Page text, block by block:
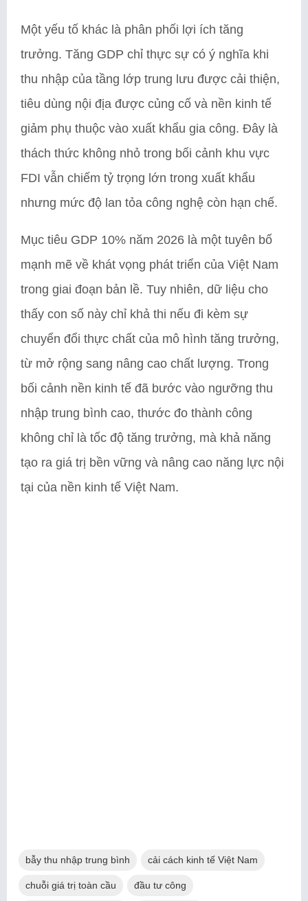
Một yếu tố khác là phân phối lợi ích tăng
trưởng. Tăng GDP chỉ thực sự có ý nghĩa khi
thu nhập của tầng lớp trung lưu được cải thiện,
tiêu dùng nội địa được củng cố và nền kinh tế
giảm phụ thuộc vào xuất khẩu gia công. Đây là
thách thức không nhỏ trong bối cảnh khu vực
FDI vẫn chiếm tỷ trọng lớn trong xuất khẩu
nhưng mức độ lan tỏa công nghệ còn hạn chế.
Mục tiêu GDP 10% năm 2026 là một tuyên bố
mạnh mẽ về khát vọng phát triển của Việt Nam
trong giai đoạn bản lề. Tuy nhiên, dữ liệu cho
thấy con số này chỉ khả thi nếu đi kèm sự
chuyển đổi thực chất của mô hình tăng trưởng,
từ mở rộng sang nâng cao chất lượng. Trong
bối cảnh nền kinh tế đã bước vào ngưỡng thu
nhập trung bình cao, thước đo thành công
không chỉ là tốc độ tăng trưởng, mà khả năng
tạo ra giá trị bền vững và nâng cao năng lực nội
tại của nền kinh tế Việt Nam.
bẫy thu nhập trung bình cải cách kinh tế Việt Nam
chuỗi giá trị toàn cầu đầu tư công